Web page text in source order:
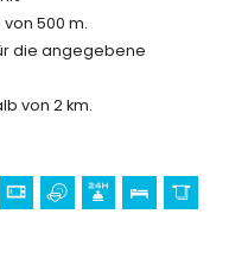
500 m.
die angegebene
von 2 km.